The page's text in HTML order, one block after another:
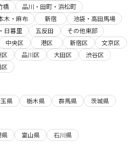
橋
品川・田町・浜松町
木・麻布 新宿
池袋・高田馬場
日暮里 五反田
その他東部
中央区 港区 新宿区
文京区
品川区 大田区
渋谷区
県 栃木県 群馬県
茨城県
県 富山県
石川県